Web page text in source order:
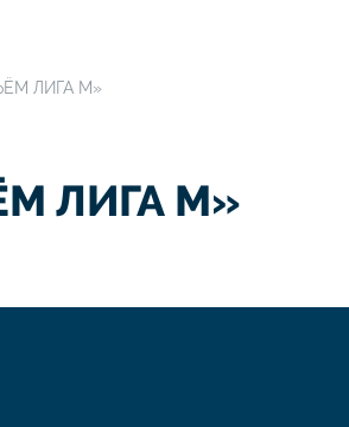
ЛИГА М»
ЛИГА М»